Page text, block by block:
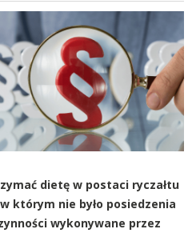
dietę w postaci ryczałtu
którym nie było posiedzenia
wykonywane przez